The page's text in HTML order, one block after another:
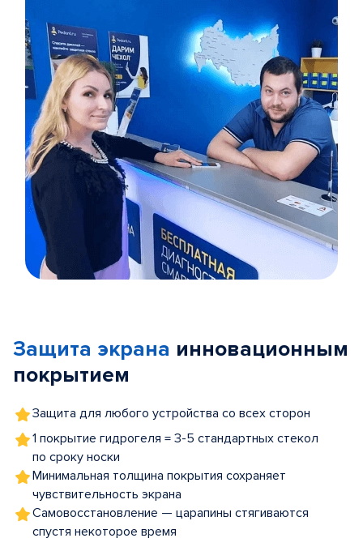
5
Защита экрана инновационным
покрытием
Защита для любого устройства со всех сторон
1 покрытие гидрогеля = 3-5 стандартных стекол
по сроку носки
Минимальная толщина покрытия сохраняет
чувствительность экрана
Самовосстановление — царапины стягиваются
спустя некоторое время